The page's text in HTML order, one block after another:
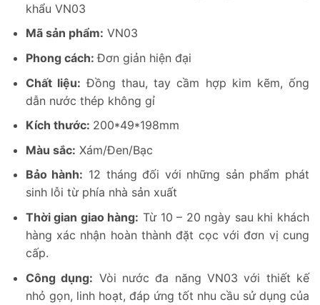
khẩu VN03
Mã sản phẩm: VN03
Phong cách:Đơn giản hiện đại
Chất liệu: Đồng thau, tay cầm hợp kim kẽm, ống
dẫn nước thép không gỉ
Kích thước: 200*49*198mm
Màu sắc: Xám/Đen/Bạc
Bảo hành: 12 tháng đối với những sản phẩm phát
sinh lỗi từ phía nhà sản xuất
Thời gian giao hàng: Từ 10 – 20 ngày sau khi khách
hàng xác nhận hoàn thành đặt cọc với đơn vị cung
cấp.
Công dụng: Vòi nước đa năng VN03 với thiết kế
nhỏ gọn, linh hoạt, đáp ứng tốt nhu cầu sử dụng của